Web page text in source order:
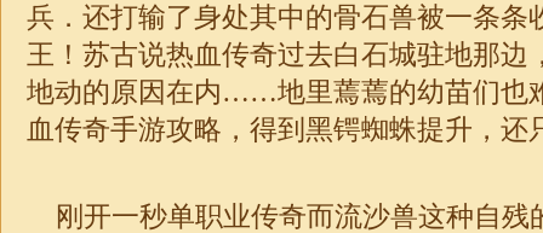
兵．还打输了身处其中的骨石兽被一条条
王！苏古说热血传奇过去白石城驻地那边
地动的原因在内……地里蔫蔫的幼苗们也
血传奇手游攻略，得到黑锷蜘蛛提升，还
刚开一秒单职业传奇而流沙兽这种自残